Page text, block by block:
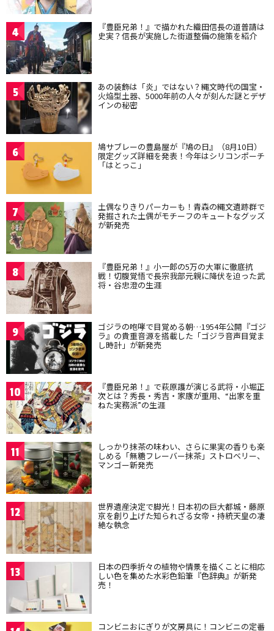
4 『豊臣兄弟！』で描かれた織田信長の道普請は
史実？信長が実施した街道整備の施策を紹介
5 あの装飾は「炎」ではない？縄文時代の国宝・
火焔型土器、5000年前の人々が刻んだ謎とデザ
インの秘密
6 鳩サブレーの豊島屋が『鳩の日』（8月10日）
限定グッズ詳細を発表！今年はシリコンポーチ
「はとっこ」
7 土偶なりきりパーカーも！青森の縄文遺跡群で
発掘された土偶がモチーフのキュートなグッズ
が新発売
8 『豊臣兄弟！』小一郎の5万の大軍に徹底抗
戦！切腹覚悟で長宗我部元親に降伏を迫った武
将・谷忠澄の生涯
9 ゴジラの咆哮で目覚める朝…1954年公開『ゴジ
ラ』の貴重音源を搭載した「ゴジラ音声目覚ま
し時計」が新発売
10 『豊臣兄弟！』で萩原護が演じる武将・小堀正
次とは？秀長・秀吉・家康が重用、“出家を重
ねた実務派”の生涯
11 しっかり抹茶の味わい、さらに果実の香りも楽
しめる「無糖フレーバー抹茶」ストロベリー、
マンゴー新発売
12 世界遺産決定で脚光！日本初の巨大都城・藤原
京を創り上げた知られざる女帝・持統天皇の凄
絶な執念
13 日本の四季折々の植物や情景を描くことに相応
しい色を集めた水彩色鉛筆『色辞典』が新発
売！
コンビニおにぎりが文房具に！コンビニの定番